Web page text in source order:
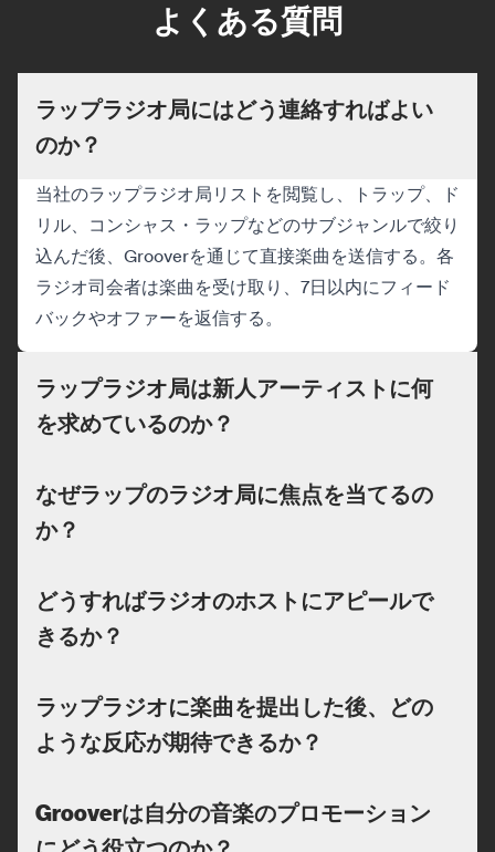
よくある質問
ラップラジオ局にはどう連絡すればよい
のか？
当社のラップラジオ局リストを閲覧し、トラップ、ド
リル、コンシャス・ラップなどのサブジャンルで絞り
込んだ後、Grooverを通じて直接楽曲を送信する。各
ラジオ司会者は楽曲を受け取り、7日以内にフィード
バックやオファーを返信する。
ラップラジオ局は新人アーティストに何
を求めているのか？
なぜラップのラジオ局に焦点を当てるの
か？
どうすればラジオのホストにアピールで
きるか？
ラップラジオに楽曲を提出した後、どの
ような反応が期待できるか？
Grooverは自分の音楽のプロモーション